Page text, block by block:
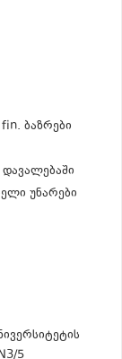
ბაზრები
უნარები
5